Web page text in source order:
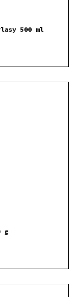
500 ml
g